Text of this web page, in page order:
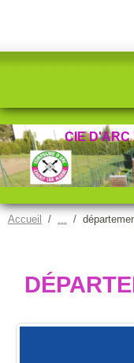
CIE D'ARC
Accueil